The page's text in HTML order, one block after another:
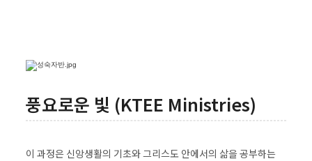
풍요로운 빛 (KTEE Ministries)
이 과정은 신앙생활의 기초와 그리스도 안에서의 삶을 공부하는